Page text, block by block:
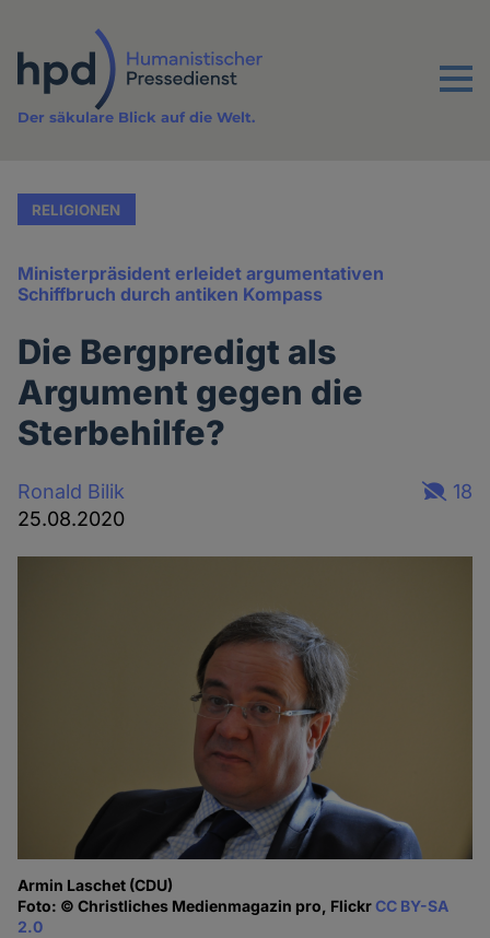
Inhalt
Menu
Der säkulare Blick auf die Welt.
RELIGIONEN
Ministerpräsident erleidet argumentativen
Schiffbruch durch antiken Kompass
Die Bergpredigt als
Argument gegen die
Sterbehilfe?
Ronald Bilik
25.08.2020
18
Armin Laschet (CDU)
Foto: © Christliches Medienmagazin pro, FlickrCC BY-SA
2.0